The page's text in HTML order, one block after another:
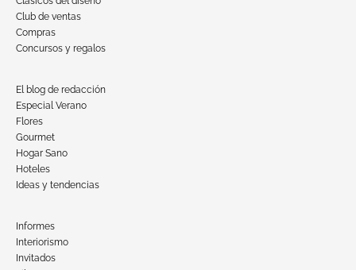
Club de ventas
Compras
Concursos y regalos
El blog de redacción
Especial Verano
Flores
Gourmet
Hogar Sano
Hoteles
Ideas y tendencias
Informes
Interiorismo
Invitados